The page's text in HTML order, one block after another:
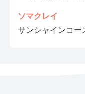
ソマクレイ
サンシャインコー